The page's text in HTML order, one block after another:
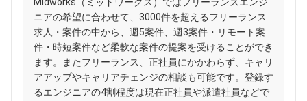
Midworks（ミッドワークス）ではフリーランスエンジ
ニアの希望に合わせて、3000件を超えるフリーランス
求人・案件の中から、週5案件、週3案件・リモート案
件・時短案件など柔軟な案件の提案を受けることができ
ます。またフリーランス、正社員にかかわらず、キャリ
アアップやキャリアチェンジの相談も可能です。登録す
るエンジニアの4割程度は現在正社員や派遣社員などで